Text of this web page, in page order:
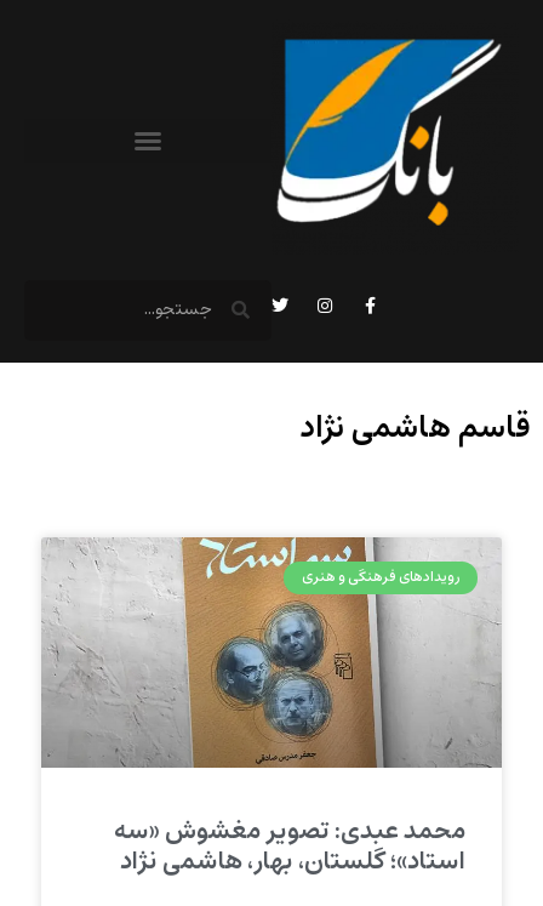
قاسم هاشمی نژاد
رویدادهای فرهنگی و هنری
محمد عبدی: تصویر مغشوش «سه
استاد»؛ گلستان، بهار، هاشمی نژاد